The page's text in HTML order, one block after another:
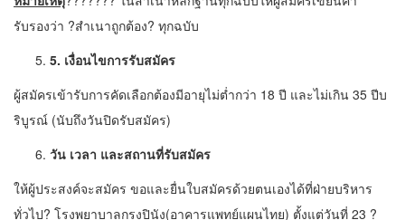
รับรองว่า ?สำเนาถูกต้อง? ทุกฉบับ
5. เงื่อนไขการรับสมัคร
ผู้สมัครเข้ารับการคัดเลือกต้องมีอายุไม่ต่ำกว่า 18 ปี และไม่เกิน 35 ปีบ
ริบูรณ์ (นับถึงวันปิดรับสมัคร)
วัน เวลา และสถานที่รับสมัคร
ให้ผู้ประสงค์จะสมัคร ขอและยื่นใบสมัครด้วยตนเองได้ที่ฝ่ายบริหาร
ทั่วไป? โรงพยาบาลกรงปินัง(อาคารแพทย์แผนไทย) ตั้งแต่วันที่ 23 ?